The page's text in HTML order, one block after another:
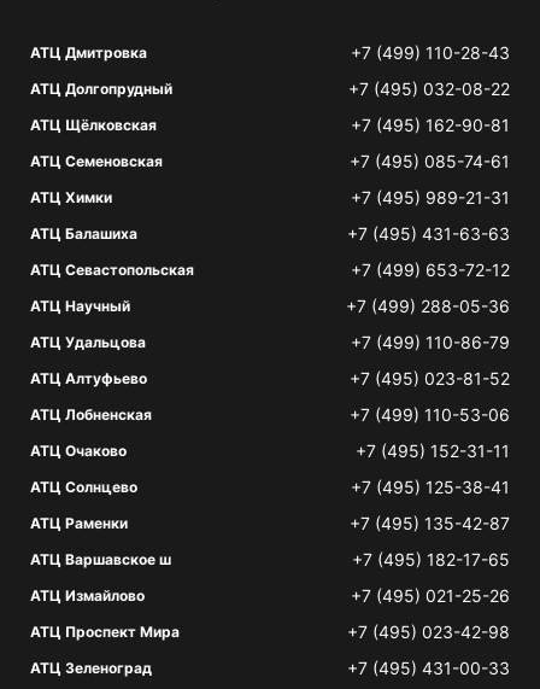
АТЦ Дмитровка +7 (499) 110-28-43
АТЦ Долгопрудный +7 (495) 032-08-22
АТЦ Щёлковская +7 (495) 162-90-81
АТЦ Семеновская +7 (495) 085-74-61
АТЦ Химки +7 (495) 989-21-31
АТЦ Балашиха +7 (495) 431-63-63
АТЦ Севастопольская +7 (499) 653-72-12
АТЦ Научный +7 (499) 288-05-36
АТЦ Удальцова +7 (499) 110-86-79
АТЦ Алтуфьево +7 (495) 023-81-52
АТЦ Лобненская +7 (499) 110-53-06
АТЦ Очаково +7 (495) 152-31-11
АТЦ Солнцево +7 (495) 125-38-41
АТЦ Раменки +7 (495) 135-42-87
АТЦ Варшавское ш +7 (495) 182-17-65
АТЦ Измайлово +7 (495) 021-25-26
АТЦ Проспект Мира +7 (495) 023-42-98
АТЦ Зеленоград +7 (495) 431-00-33